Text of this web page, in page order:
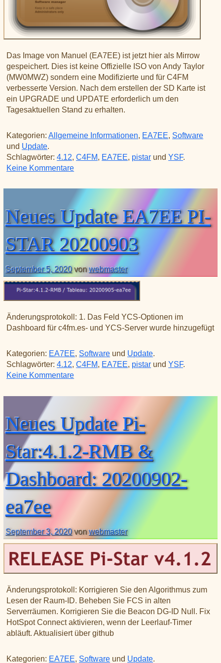
Das Image von Manuel (EA7EE) ist jetzt hier als Mirrow
gespeichert. Dies ist keine Offizielle ISO von Andy Taylor
(MW0MWZ) sondern eine Modifizierte und für C4FM
verbesserte Version. Nach dem erstellen der SD Karte ist
ein UPGRADE und UPDATE erforderlich um den
Tagesaktuellen Stand zu erhalten.
Kategorien: Allgemeine Informationen, EA7EE, Software
und Update.
Schlagwörter: 4.12,C4FM, EA7EE, pistar undYSF.
Keine Kommentarezu Pi-Star:4.1.2-EA7EE ISO Image
Neues Update EA7EE PI-
STAR 20200903
September 5, 2020 vonwebmaster
Änderungsprotokoll: 1. Das Feld YCS-Optionen im
Dashboard für c4fm.es- und YCS-Server wurde hinzugefügt
Kategorien: EA7EE, Software und Update.
Schlagwörter: 4.12,C4FM, EA7EE, pistar undYSF.
Keine Kommentarezu Neues Update EA7EE PI-STAR
Neues Update Pi-
Star:4.1.2-RMB &
Dashboard: 20200902-
ea7ee
September 3, 2020 vonwebmaster
Änderungsprotokoll: Korrigieren Sie den Algorithmus zum
Lesen der Raum-ID. Beheben Sie FCS in alten
Serverräumen. Korrigieren Sie die Beacon DG-ID Null. Fix
HotSpot Connect aktivieren, wenn der Leerlauf-Timer
abläuft. Aktualisiert über github
Kategorien: EA7EE, Software und Update.